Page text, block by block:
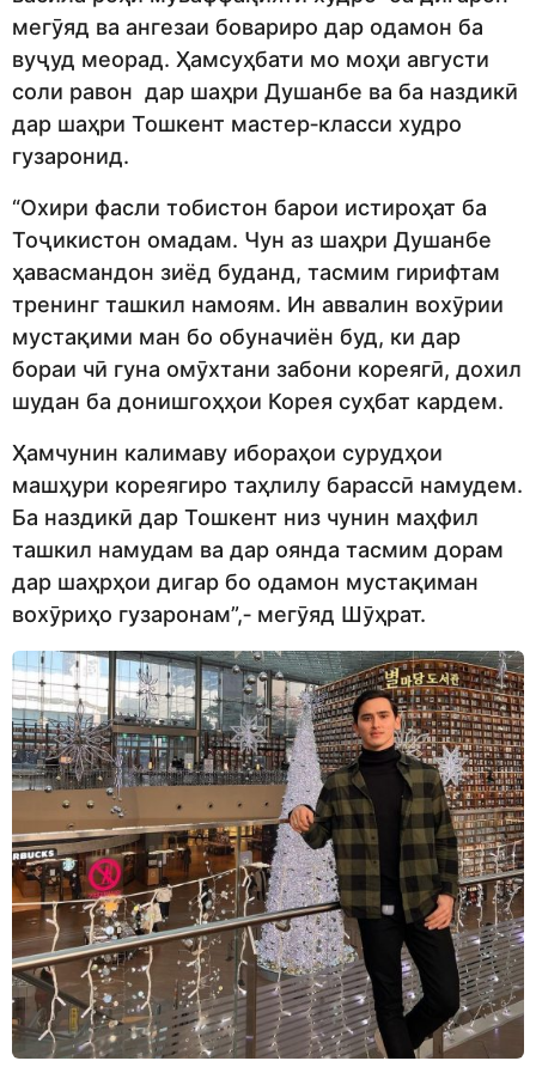
мегӯяд ва ангезаи бовариро дар одамон ба
вуҷуд меорад. Ҳамсуҳбати мо моҳи августи
соли равон дар шаҳри Душанбе ва ба наздикӣ
дар шаҳри Тошкент мастер‑класси худро
гузаронид.
“Охири фасли тобистон барои истироҳат ба
Тоҷикистон омадам. Чун аз шаҳри Душанбе
ҳавасмандон зиёд буданд, тасмим гирифтам
тренинг ташкил намоям. Ин аввалин вохӯрии
мустақими ман бо обуначиён буд, ки дар
бораи чӣ гуна омӯхтани забони кореягӣ, дохил
шудан ба донишгоҳҳои Корея суҳбат кардем.
Ҳамчунин калимаву ибораҳои сурудҳои
машҳури кореягиро таҳлилу барассӣ намудем.
Ба наздикӣ дар Тошкент низ чунин маҳфил
ташкил намудам ва дар оянда тасмим дорам
дар шаҳрҳои дигар бо одамон мустақиман
вохӯриҳо гузаронам”,‑ мегӯяд Шӯҳрат.